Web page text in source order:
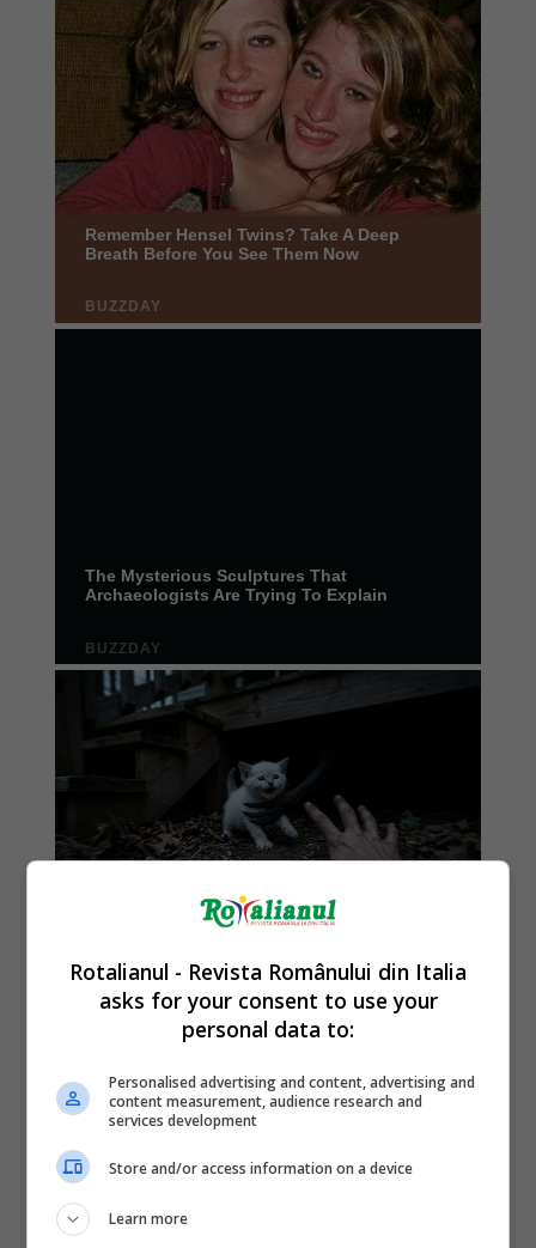
Rotalianul - Revista Românului din Italia
asks for your consent to use your
personal data to:
Personalised advertising and content, advertising and
content measurement, audience research and
services development
Store and/or access information on a device
Learn more